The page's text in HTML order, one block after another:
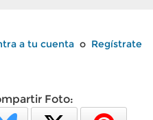
a tu cuenta o Regístrate
Foto: